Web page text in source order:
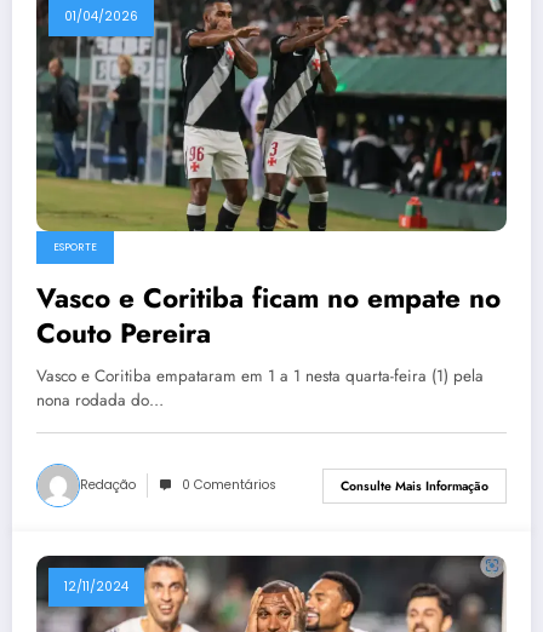
01/04/2026
ESPORTE
Vasco e Coritiba ficam no empate no
Couto Pereira
Vasco e Coritiba empataram em 1 a 1 nesta quarta-feira (1) pela
nona rodada do…
Redação 0 Comentários Consulte Mais Informação
12/11/2024